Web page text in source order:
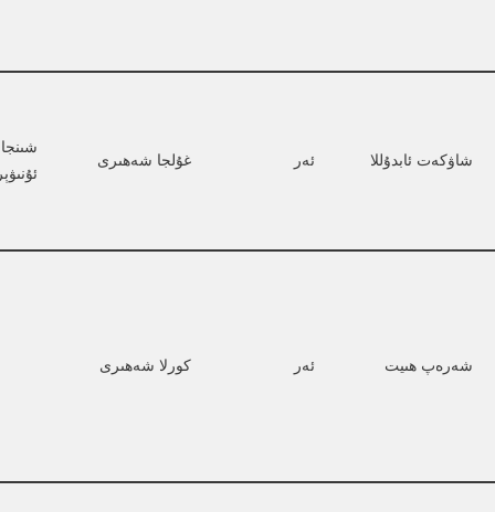
شاۋكەت ئابدۇللا ئەر غۇلجا شەھىرى
شەرەپ ھىيت ئەر كورلا شەھىرى